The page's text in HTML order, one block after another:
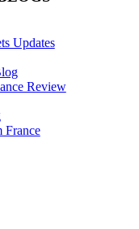
Updates
Review
France